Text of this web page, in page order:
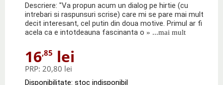
Descriere: "Va propun acum un dialog pe hirtie (cu
intrebari si raspunsuri scrise) care mi se pare mai mult
decit interesant, cel putin din doua motive. Primul ar fi
acela ca e intotdeauna fascinanta o » ...mai mult
16,85 lei
PRP: 20,80 lei
Disponibilitate: stoc indisponibil